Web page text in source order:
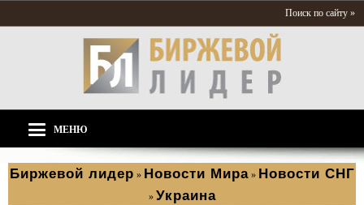
Поиск по сайту »
МЕНЮ
Биржевой лидер » Новости Мира » Новости СНГ
» Украина